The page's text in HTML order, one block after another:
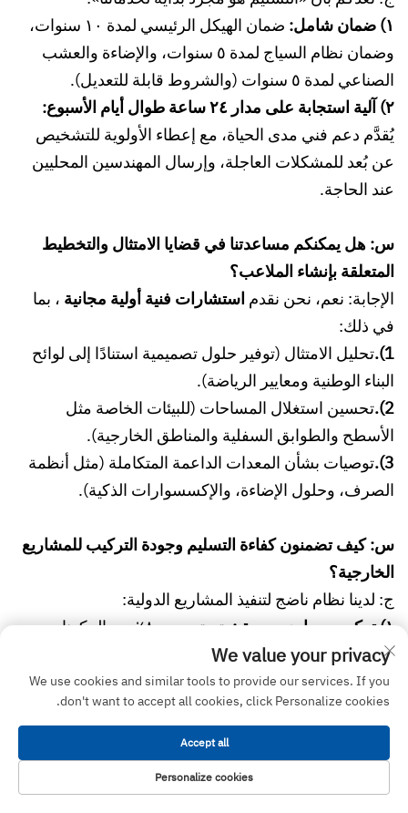
١) ضمان شامل:
ضمان الهيكل الرئيسي لمدة ١٠ سنوات،
وضمان نظام السياج لمدة ٥ سنوات، والإضاءة والعشب
الصناعي لمدة ٥ سنوات (والشروط قابلة للتعديل).
٢) آلية استجابة على مدار ٢٤ ساعة طوال أيام الأسبوع:
يُقدَّم دعم فني مدى الحياة، مع إعطاء الأولوية للتشخيص
عن بُعد للمشكلات العاجلة، وإرسال المهندسين المحليين
عند الحاجة.
س: هل يمكنكم مساعدتنا في قضايا الامتثال والتخطيط
المتعلقة بإنشاء الملاعب؟
الإجابة: نعم، نحن نقدم استشارات فنية أولية مجانية ، بما
في ذلك:
1). تحليل الامتثال (توفير حلول تصميمية استنادًا إلى لوائح
البناء الوطنية ومعايير الرياضة).
2). تحسين استغلال المساحات (للبيئات الخاصة مثل
الأسطح والطوابق السفلية والمناطق الخارجية).
3). توصيات بشأن المعدات الداعمة المتكاملة (مثل أنظمة
الصرف، وحلول الإضاءة، والإكسسوارات الذكية).
س: كيف تضمنون كفاءة التسليم وجودة التركيب للمشاريع
الخارجية؟
ج: لدينا نظام ناضج لتنفيذ المشاريع الدولية:
١) تركيب معياري مسبق:
يتم تجميع ٨٠٪ من المكونات
مسبقًا في المصنع، مما يقلل من وقت البناء في الموقع
وتكاليفه.
٢) شراكات لوجستية عالمية:
تعاون طويل الأمد مع شركات
شحن ونقل بحرية مشهورة، وتوفير تتبع لوجستي من الباب
إلى الباب.
We value your privacy
We use cookies and similar tools to provide our services. If you
don't want to accept all cookies, click Personalize cookies.
Personalize cookies
Accept all